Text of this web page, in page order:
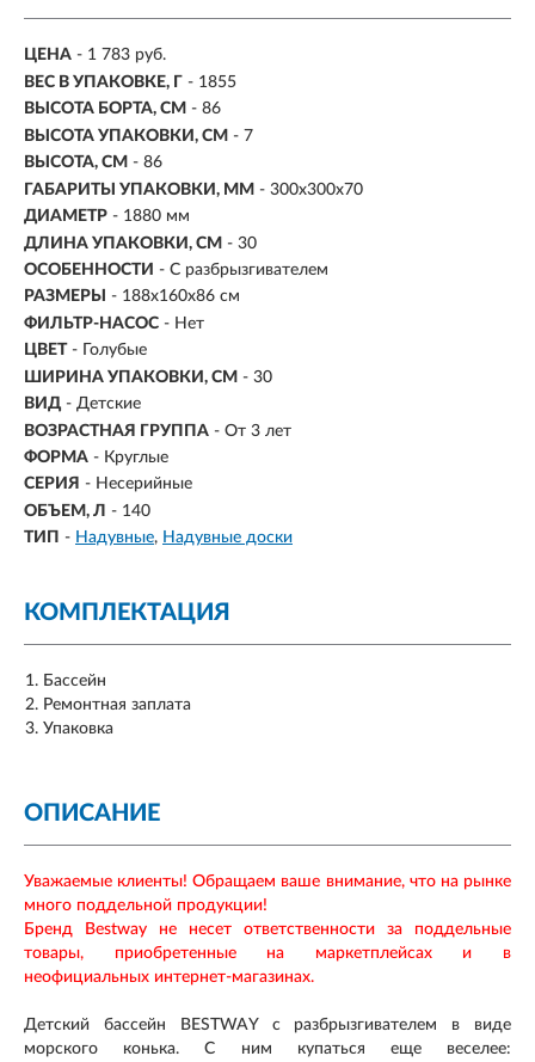
ЦЕНА - 1 783 руб.
ВЕС В УПАКОВКЕ, Г - 1855
ВЫСОТА БОРТА, СМ - 86
ВЫСОТА УПАКОВКИ, СМ - 7
ВЫСОТА, СМ - 86
ГАБАРИТЫ УПАКОВКИ, ММ - 300х300х70
ДИАМЕТР - 1880 мм
ДЛИНА УПАКОВКИ, СМ - 30
ОСОБЕННОСТИ - С разбрызгивателем
РАЗМЕРЫ
- 188х160х86 см
ФИЛЬТР-НАСОС - Нет
ЦВЕТ - Голубые
ШИРИНА УПАКОВКИ, СМ - 30
ВИД - Детские
ВОЗРАСТНАЯ ГРУППА - От 3 лет
ФОРМА - Круглые
СЕРИЯ - Несерийные
ОБЪЕМ, Л - 140
ТИП - Надувные Надувные доски
КОМПЛЕКТАЦИЯ
Бассейн
Ремонтная заплата
Упаковка
ОПИСАНИЕ
Уважаемые клиенты! Обращаем ваше внимание, что на рынке
много поддельной продукции!
Бренд Bestway не несет ответственности за поддельные
товары, приобретенные на маркетплейсах и в
неофициальных интернет-магазинах.
Детский бассейн BESTWAY с разбрызгивателем в виде
морского конька. С ним купаться еще веселее: